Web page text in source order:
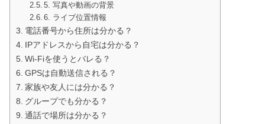
5. 写真や動画の背景
6. ライブ位置情報
電話番号から住所は分かる？
IPアドレスから自宅は分かる？
Wi-Fiを使うとバレる？
GPSは自動送信される？
家族や友人には分かる？
グループでも分かる？
通話で場所は分かる？